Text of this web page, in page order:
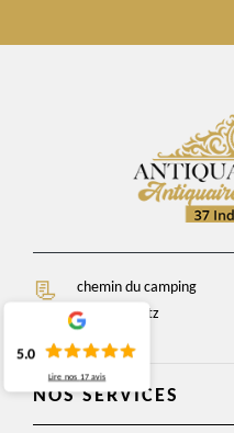
chemin du camping
37270 Veretz
NOS SERVICES
5.0
Lire nos 17 avis